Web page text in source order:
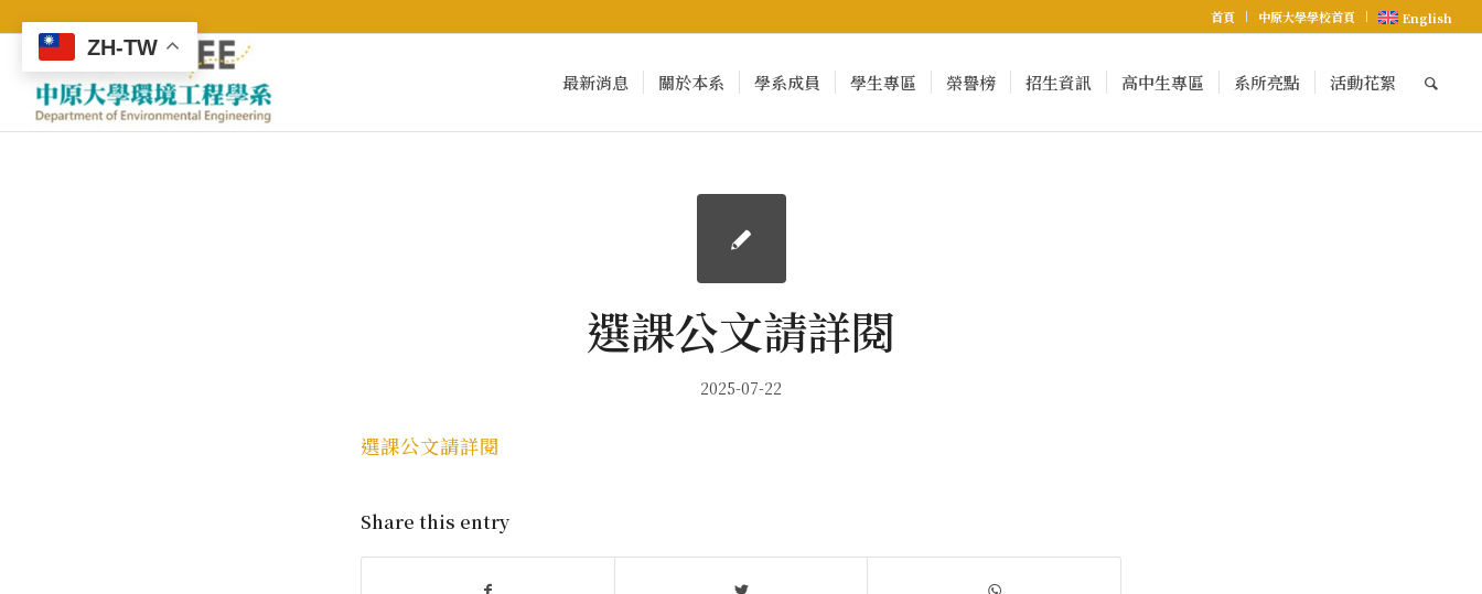
首頁 中原大學學校首頁 English
最新消息 關於本系 學系成員 學生專區 榮譽榜 招生資訊 高中生專區 系所亮點 活動花絮
選課公文請詳閱
2025-07-22
選課公文請詳閱
Share this entry
ZH-TW